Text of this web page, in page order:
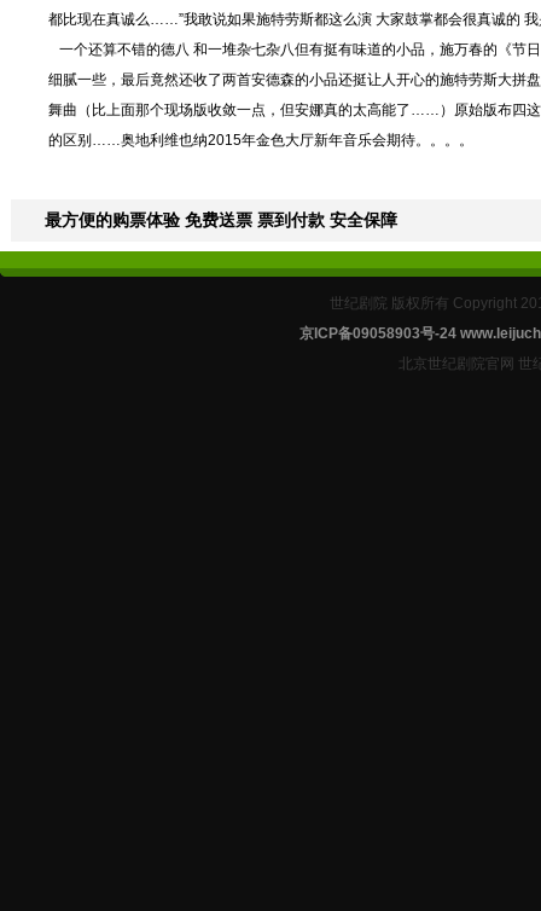
都比现在真诚么……”我敢说如果施特劳斯都这么演 大家鼓掌都会很真诚的
一个还算不错的德八 和一堆杂七杂八但有挺有味道的小品，施万春的《节
细腻一些，最后竟然还收了两首安德森的小品还挺让人开心的施特劳斯大拼
舞曲（比上面那个现场版收敛一点，但安娜真的太高能了……）原始版布四
的区别……奥地利维也纳2015年金色大厅新年音乐会期待。。。。
最方便的购票体验 免费送票 票到付款 安全保障
世纪剧院 版权所有 Copyright
京ICP备09058903号-24
北京世纪剧院官网 世